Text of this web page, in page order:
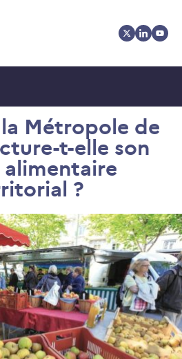
Métropole de
t-elle son
?